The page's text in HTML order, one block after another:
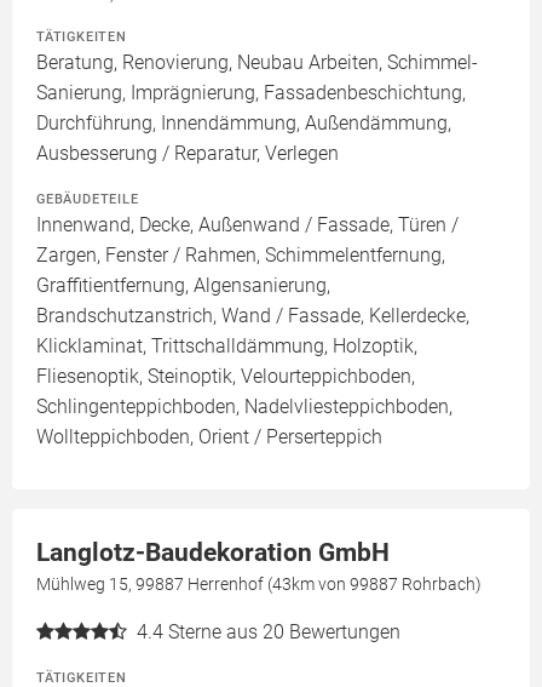
TÄTIGKEITEN
Beratung, Renovierung, Neubau Arbeiten, Schimmel-
Sanierung, Imprägnierung, Fassadenbeschichtung,
Durchführung, Innendämmung, Außendämmung,
Ausbesserung / Reparatur, Verlegen
GEBÄUDETEILE
Innenwand, Decke, Außenwand / Fassade, Türen /
Zargen, Fenster / Rahmen, Schimmelentfernung,
Graffitientfernung, Algensanierung,
Brandschutzanstrich, Wand / Fassade, Kellerdecke,
Klicklaminat, Trittschalldämmung, Holzoptik,
Fliesenoptik, Steinoptik, Velourteppichboden,
Schlingenteppichboden, Nadelvliesteppichboden,
Wollteppichboden, Orient / Perserteppich
Langlotz-Baudekoration GmbH
Mühlweg 15, 99887 Herrenhof (43km von 99887 Rohrbach)
4.4 Sterne aus 20 Bewertungen
TÄTIGKEITEN